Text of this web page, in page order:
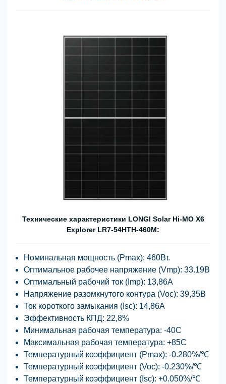
Технические характеристики LONGI Solar Hi-MO X6
Explorer LR7-54HTH-460M:
Номинальная мощность (Pmax): 460Вт.
Оптимальное рабочее напряжение (Vmp): 33.19В
Оптимальный рабочий ток (Imp): 13,86А
Напряжение разомкнутого контура (Voc): 39,35В
Ток короткого замыкания (Isc): 14,86А
Эффективность КПД: 22,8%
Минимальная рабочая температура: -40С
Максимальная рабочая температура: +85С
Температурный коэффициент (Pmax): -0.280%/℃
Температурный коэффициент (Voc): -0.230%/℃
Температурный коэффициент (Isc): +0.050%/℃